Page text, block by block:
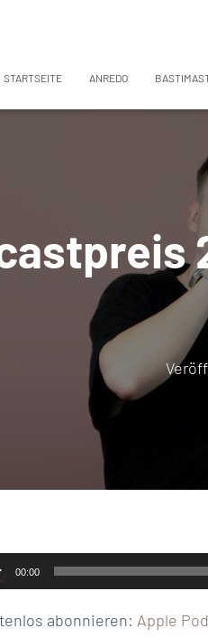
STARTSEITE ANREDO
00:00
abonnieren: Apple